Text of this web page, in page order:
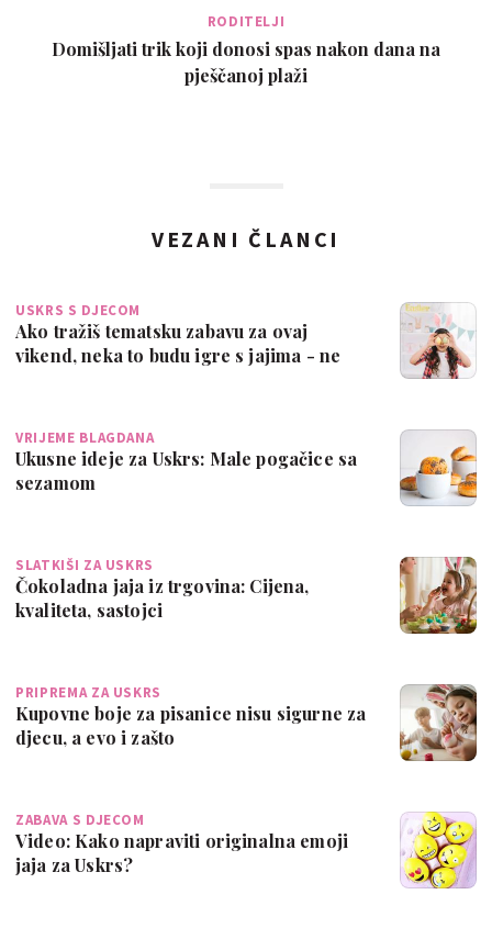
RODITELJI
Domišljati trik koji donosi spas nakon dana na
pješčanoj plaži
VEZANI ČLANCI
USKRS S DJECOM
Ako tražiš tematsku zabavu za ovaj
vikend, neka to budu igre s jajima - ne
VRIJEME BLAGDANA
Ukusne ideje za Uskrs: Male pogačice sa
sezamom
SLATKIŠI ZA USKRS
Čokoladna jaja iz trgovina: Cijena,
kvaliteta, sastojci
PRIPREMA ZA USKRS
Kupovne boje za pisanice nisu sigurne za
djecu, a evo i zašto
ZABAVA S DJECOM
Video: Kako napraviti originalna emoji
jaja za Uskrs?